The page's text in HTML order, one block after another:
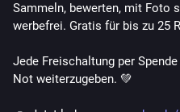
Sammeln, bewerten, mit Foto
werbefrei. Gratis für bis zu 25
Jede Freischaltung per
Not weiterzugeben. 💚